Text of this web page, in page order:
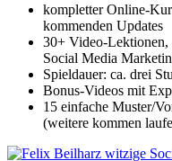
kompletter Online-
kommenden Updates
30+ Video-
Social Media
Spieldauer: ca. drei
Bonus-Videos mit
15 einfache Muster/
(weitere kommen